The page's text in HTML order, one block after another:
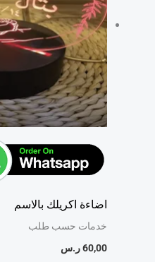
اضاءة اكريلك بالاسم
خدمات حسب طلب
60,00ر.س